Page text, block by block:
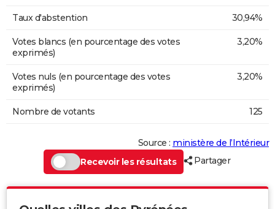
Taux d'abstention 30,94%
Votes blancs (en pourcentage des votes
exprimés)
3,20%
Votes nuls (en pourcentage des votes
exprimés)
3,20%
Nombre de votants 125
Source : ministère de l’Intérieur
Recevoir les résultats
Partager